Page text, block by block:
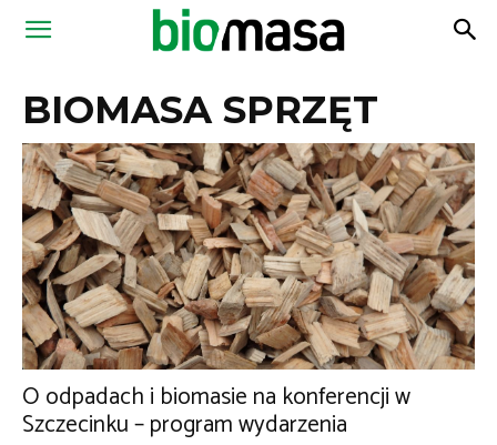
Magazyn
BIOMASA SPRZĘT
O odpadach i biomasie na konferencji w
Szczecinku – program wydarzenia